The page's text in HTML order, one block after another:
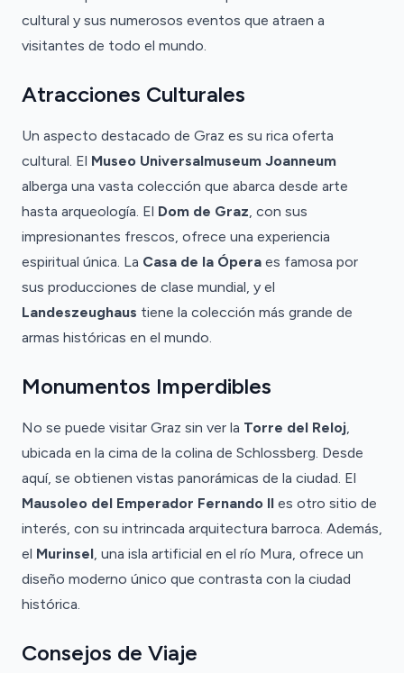
cultural y sus numerosos eventos que atraen a
visitantes de todo el mundo.
Atracciones Culturales
Un aspecto destacado de Graz es su rica oferta
cultural. El Museo Universalmuseum Joanneum
alberga una vasta colección que abarca desde arte
hasta arqueología. El Dom de Graz, con sus
impresionantes frescos, ofrece una experiencia
espiritual única. La Casa de la Ópera es famosa por
sus producciones de clase mundial, y el
Landeszeughaus tiene la colección más grande de
armas históricas en el mundo.
Monumentos Imperdibles
No se puede visitar Graz sin ver la Torre del Reloj,
ubicada en la cima de la colina de Schlossberg. Desde
aquí, se obtienen vistas panorámicas de la ciudad. El
Mausoleo del Emperador Fernando II es otro sitio de
interés, con su intrincada arquitectura barroca. Además,
el Murinsel, una isla artificial en el río Mura, ofrece un
diseño moderno único que contrasta con la ciudad
histórica.
Consejos de Viaje